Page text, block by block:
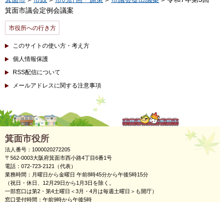
箕面市議会定例会議案
市役所への行き方
このサイトの使い方・考え方
個人情報保護
RSS配信について
メールアドレスに関する注意事項
箕面市役所
法人番号：1000020272205
〒562-0003大阪府箕面市西小路4丁目6番1号
電話：072-723-2121（代表）
業務時間：月曜日から金曜日 午前8時45分から午後5時15分
（祝日・休日、12月29日から1月3日を除く。
一部窓口は第2・第4土曜日＜3月・4月は毎週土曜日＞も開庁）
窓口受付時間：午前9時から午後5時